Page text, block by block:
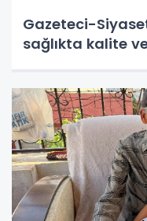
Gazeteci-
sağlıkta kalite